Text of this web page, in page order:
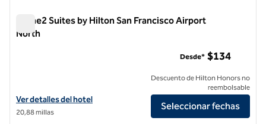
Home2 Suites by Hilton San Francisco Airport
North
Ver detalles del hotel Home2 Suites by Hilton San Francisco Airport
Ver detalles del hotel
20,88 millas
Desde* $134
Descuento de Hilton Honors no
reembolsable
Seleccionar fechas